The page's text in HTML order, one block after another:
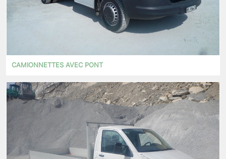
CAMIONNETTES AVEC PONT